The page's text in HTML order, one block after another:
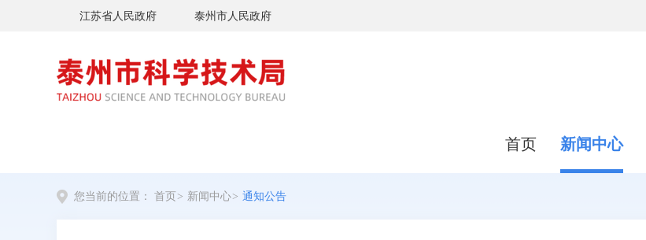
江苏省人民政府 泰州市人民政府
首页 新闻中心
您当前的位置： 首页 > 新闻中心> 通知公告